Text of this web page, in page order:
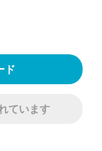
ド
ています